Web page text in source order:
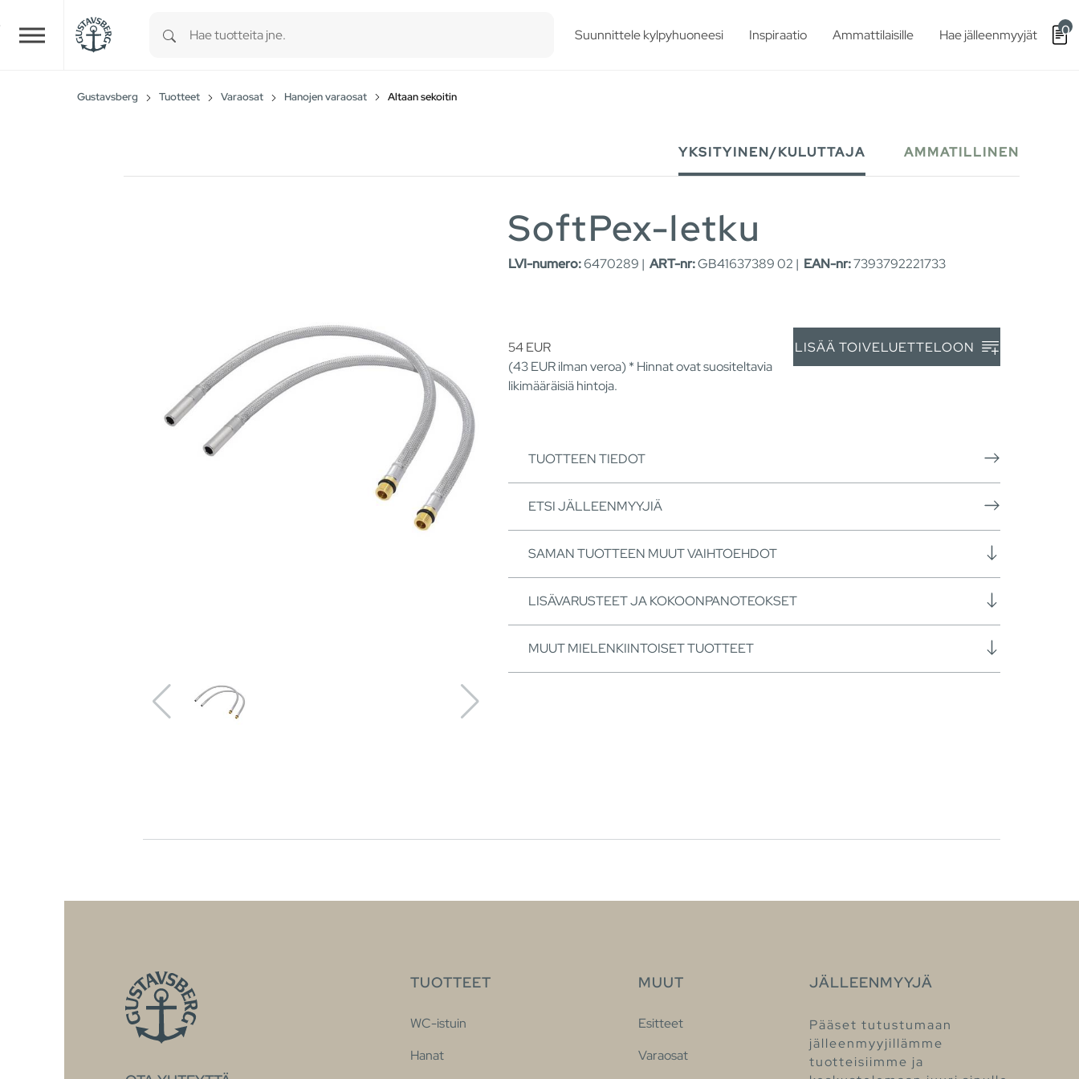
Skip to main content Suunnittele kylpyhuoneesi Inspiraatio Ammattilaisille Hae jälleenmyyjät 0
Gustavsberg Tuotteet Varaosat Hanojen varaosat Altaan sekoitin
YKSITYINEN/KULUTTAJA AMMATILLINEN
SoftPex-letku
LVI-numero:6470289 | ART-nr:GB41637389 02 | EAN-nr:7393792221733
54EUR
(43EURilman veroa) * Hinnat ovat suositeltavia
likimääräisiä hintoja.
LISÄÄ TOIVELUETTELOON
TUOTTEEN TIEDOT
ETSI JÄLLEENMYYJIÄ
SAMAN TUOTTEEN MUUT VAIHTOEHDOT
LISÄVARUSTEET JA KOKOONPANOTEOKSET
MUUT MIELENKIINTOISET TUOTTEET
TUOTTEET
WC-istuin
Hanat
MUUT
Esitteet
Varaosat
JÄLLEENMYYJÄ
Pääset tutustumaan
jälleenmyyjillämme
tuotteisiimme ja